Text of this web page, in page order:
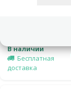
В наличии
Бесплатная
доставка